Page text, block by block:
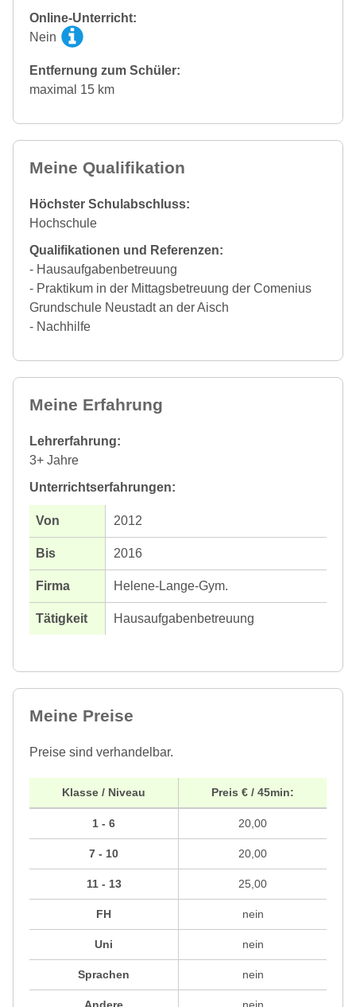
Online-Unterricht:
Nein
Entfernung zum Schüler:
maximal 15 km
Meine Qualifikation
Höchster Schulabschluss:
Hochschule
Qualifikationen und Referenzen:
- Hausaufgabenbetreuung
- Praktikum in der Mittagsbetreuung der Comenius
Grundschule Neustadt an der Aisch
- Nachhilfe
Meine Erfahrung
Lehrerfahrung:
3+ Jahre
Unterrichtserfahrungen:
2012
2016
Helene-Lange-Gym.
Hausaufgabenbetreuung
Meine Preise
Preise sind verhandelbar.
Klasse / Niveau
1 - 6
7 - 10
11 - 13
FH
Uni
Sprachen
Preis € / 45min:
20,00
20,00
25,00
nein
nein
nein